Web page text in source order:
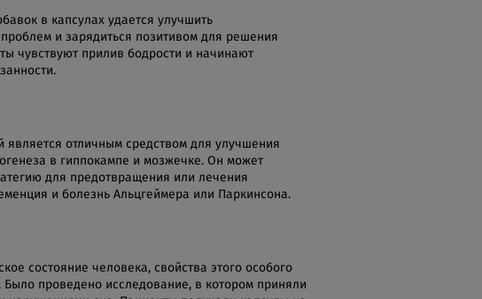
в капсулах удается улучшить
и зарядиться позитивом для решения
чувствуют прилив бодрости и начинают
отличным средством для улучшения
в гиппокампе и мозжечке. Он может
для предотвращения или лечения
и болезнь Альцгеймера или Паркинсона.
состояние человека, свойства этого особого
проведено исследование, в котором приняли